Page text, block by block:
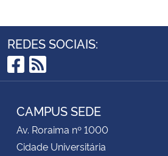
REDES SOCIAIS:
Facebook
RSS
CAMPUS SEDE
Av. Roraima nº 1000
Cidade Universitária